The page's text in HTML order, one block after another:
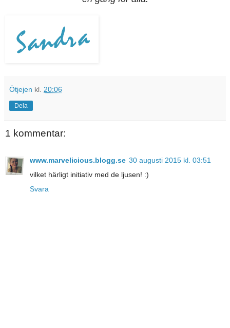
Ötjejen kl. 20:06
Dela
1 kommentar:
www.marvelicious.blogg.se 30 augusti 2015 kl. 03:51
vilket härligt initiativ med de ljusen! :)
Svara